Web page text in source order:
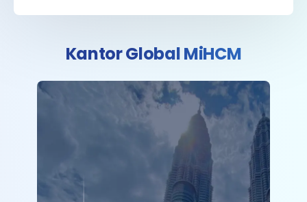
Kantor Global MiHCM